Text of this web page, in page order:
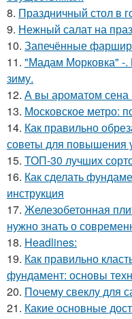
8. Праздничный стол в
9. Нежный салат на
10. Запечённые
11. "Мадам Морковка" -.
зиму.
12. А вы ароматом
13. Московское метро:
14. Как правильно
советы для повышения
15. ТОП-30 лучших
16. Как сделать
инструкция
17. Железобетонная
нужно знать о
18. Headlines:
19. Как правильно
фундамент: основы
20. Почему свеклу для
21. Какие основные